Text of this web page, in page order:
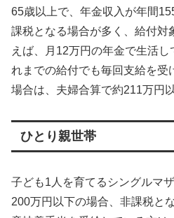
65歳以上で、年金収入が年間
課税となる場合が多く、給付対
えば、月12万円の年金で生活し
れまでの給付でも毎回支給を受
場合は、夫婦合算で約211万円
ひとり親世帯
子ども1人を育てるシングルマ
200万円以下の場合、非課税と